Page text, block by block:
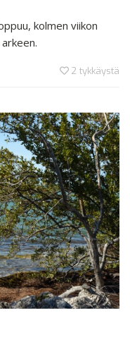
kolmen viikon
2 tykkäystä